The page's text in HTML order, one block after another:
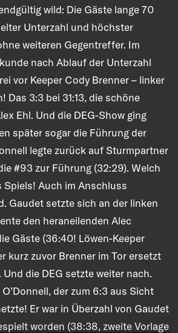
wild: Die Gäste lange 70
Unterzahl und höchster
weiteren Gegentreffer. Im
nach Ablauf der Unterzahl
vor Keeper Cody Brenner – linker
Das 3:3 bei 31:13, die schöne
Ehl. Und die DEG-Show ging
später sogar die Führung der
legte zurück auf Sturmpartner
#93 zur Führung (32:29). Welch
Spiels! Auch im Anschluss
Gaudet setzte sich an der linken
den heraneilenden Alec
Gäste (36:40! Löwen-Keeper
kurz zuvor Brenner im Tor ersetzt
die DEG setzte weiter nach.
der zum 6:3 aus Sicht
Er war in Überzahl von Gaudet
worden (38:38, zweite Vorlage